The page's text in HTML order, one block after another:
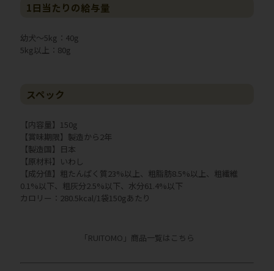
1日当たりの給与量
幼犬～5kg：40g
5kg以上：80g
スペック
【内容量】150g
【賞味期限】製造から2年
【製造国】日本
【原材料】いわし
【成分値】粗たんぱく質23%以上、粗脂肪8.5%以上、粗繊維
0.1%以下、粗灰分2.5%以下、水分61.4%以下
カロリー：280.5kcal/1袋150gあたり
「RUITOMO」商品一覧はこちら